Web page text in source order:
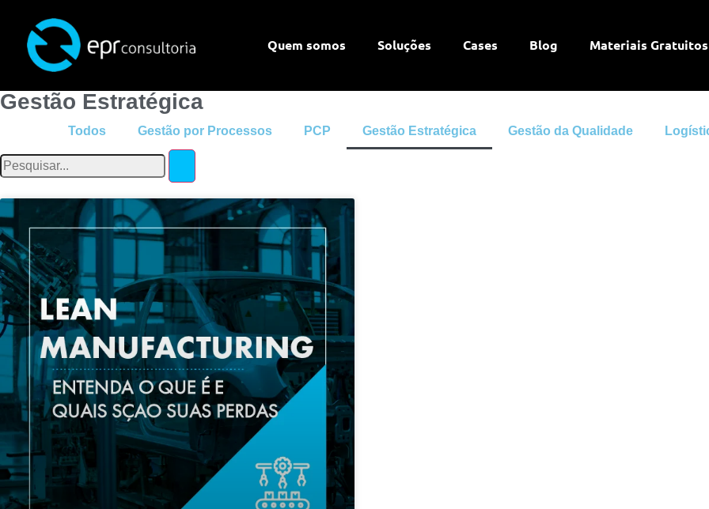
Quem somos Soluções Cases Blog Materiais Gratuitos
Gestão Estratégica
Todos Gestão por Processos PCP Gestão Estratégica Gestão da Qualidade